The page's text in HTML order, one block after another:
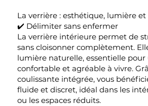
La verrière : esthétique, lumière
✔️ Délimiter sans enfermer
La verrière intérieure permet de
sans cloisonner complètement.
lumière naturelle, essentielle
confortable et agréable à vivre.
coulissante intégrée, vous
fluide et discret, idéal dans les
ou les espaces réduits.